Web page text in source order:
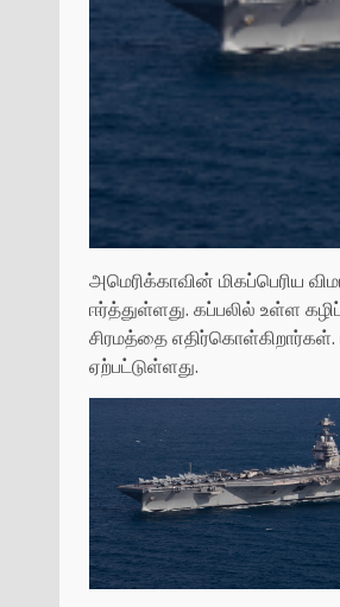
அமெரிக்காவின் மிகப்பெரிய
ஈர்த்துள்ளது. கப்பலில் உள்ள
சிரமத்தை
ஏற்பட்டுள்ளது.